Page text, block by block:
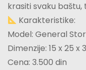
krasiti svaku baštu,
Karakteristike:
Model: General
Dimenzije: 15 x 25 x
Cena: 3.500 din